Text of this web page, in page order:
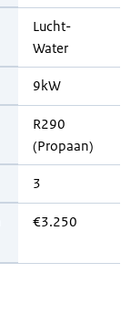
Lucht-
Water
9kW
R290
(Propaan)
3
€3.250